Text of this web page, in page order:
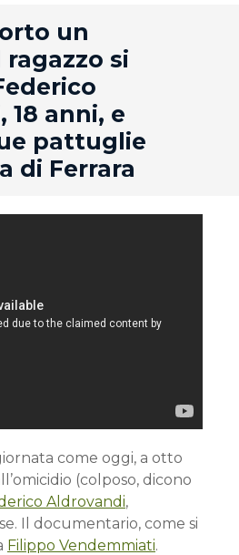
un
ragazzo si
18 anni, e
pattuglie
di Ferrara
come oggi, a otto
(colposo, dicono
Aldrovandi,
Il documentario, come si
Filippo Vendemmiati.